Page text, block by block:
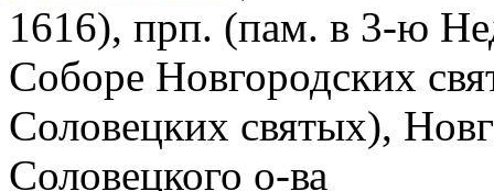
1616), прп. (пам. в 3-ю
Соборе Новгородских
Соловецких святых),
Соловецкого о-ва